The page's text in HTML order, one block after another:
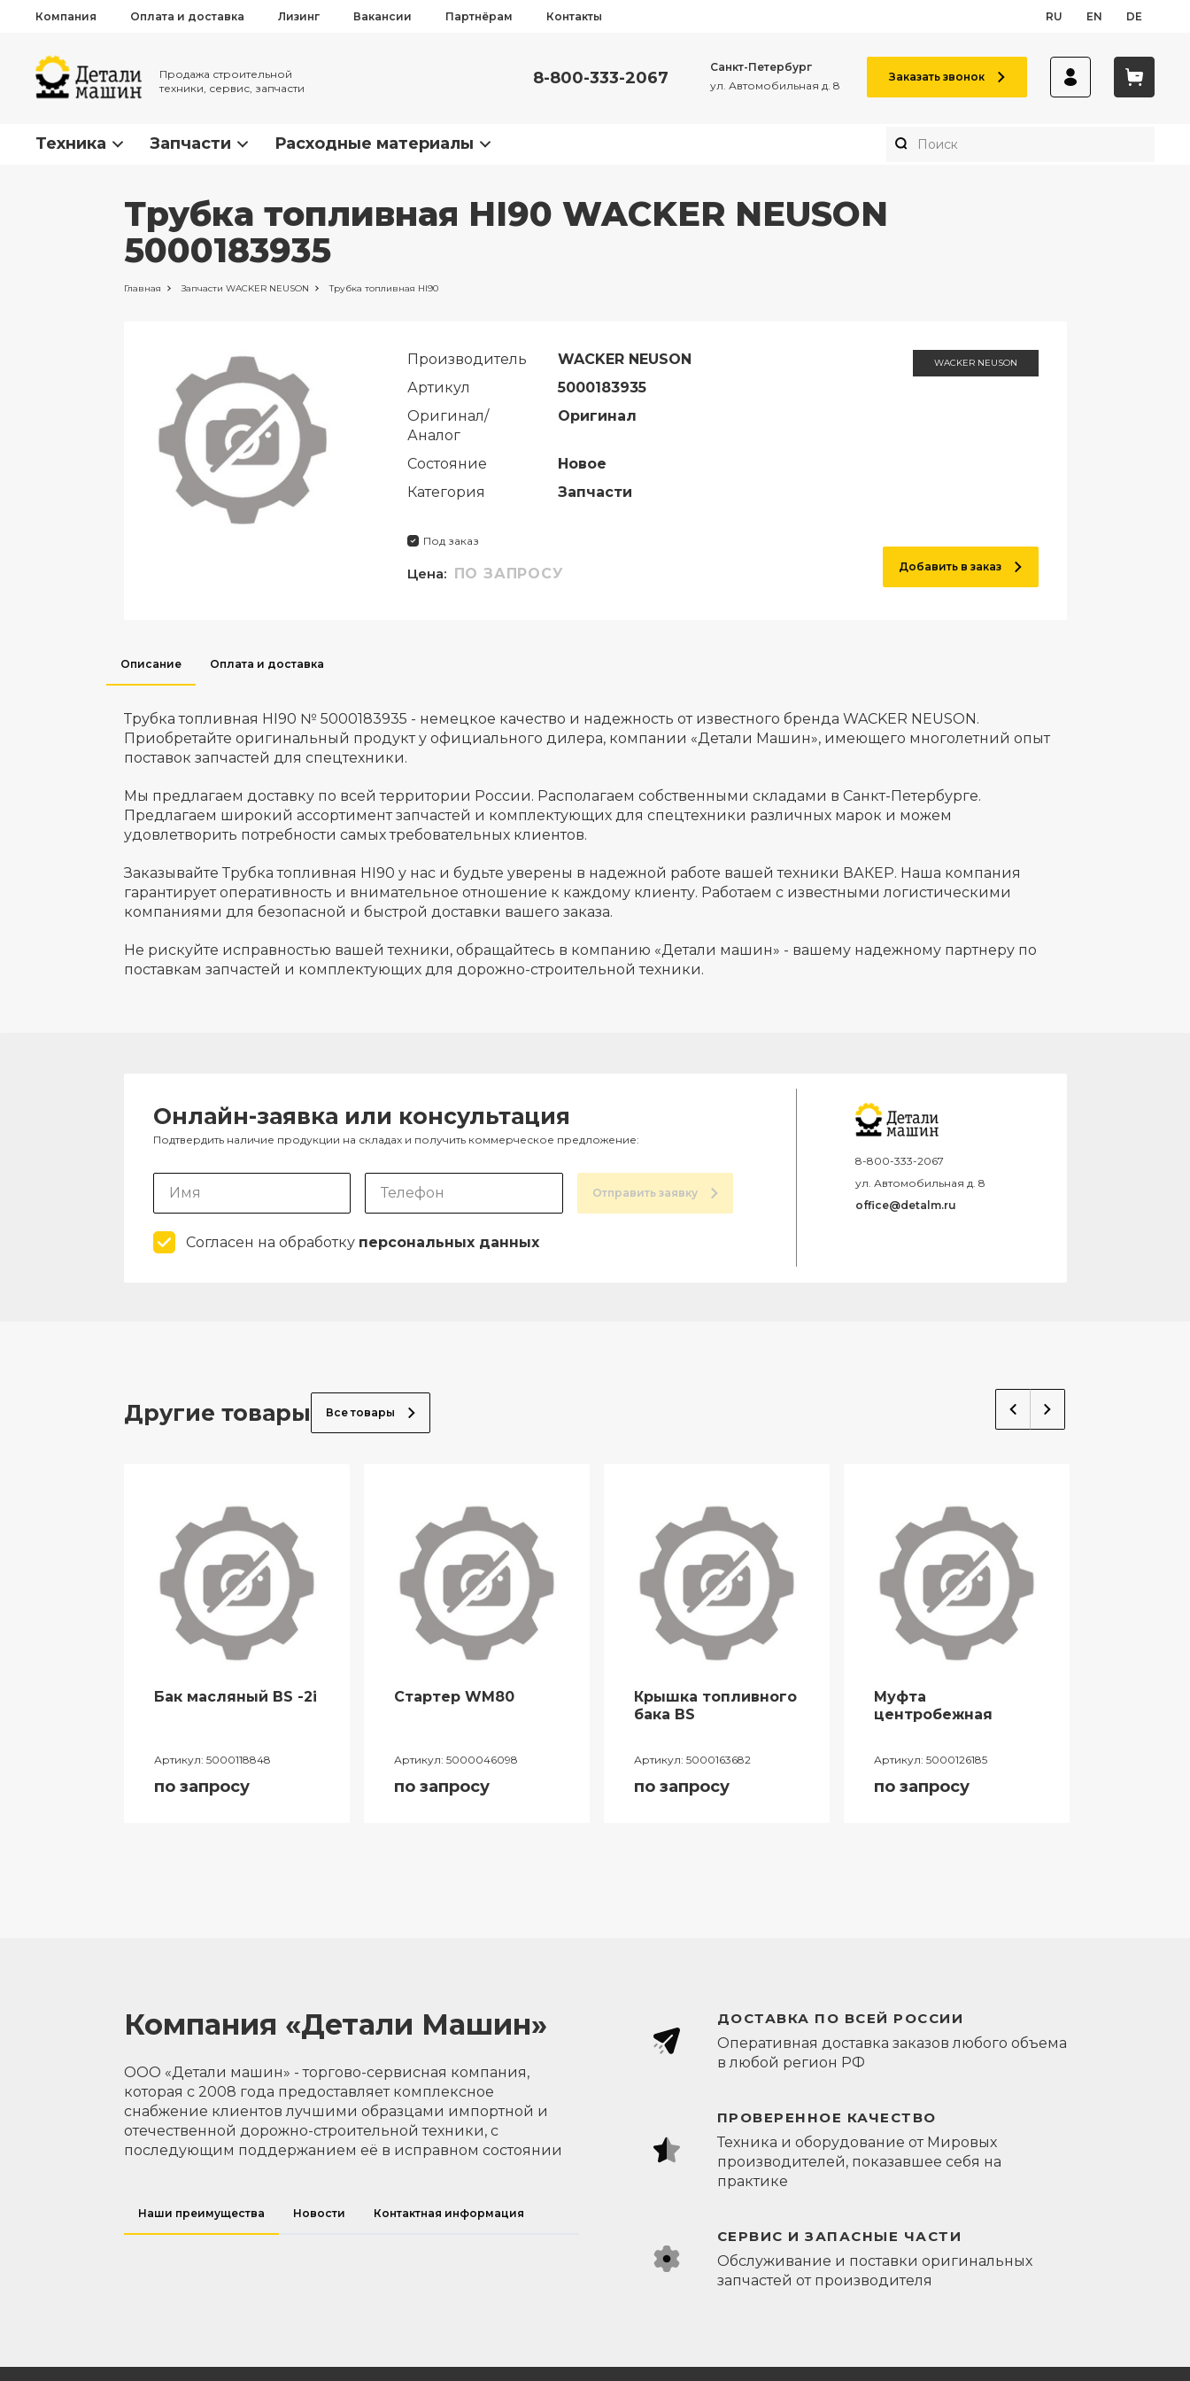
Компания Оплата и доставка Лизинг Вакансии Партнёрам Контакты RU EN DE
Продажа строительной
техники, сервис, запчасти
8-800-333-2067
Санкт-Петербург
ул. Автомобильная д. 8
Заказать звонок
Техника Запчасти Расходные материалы
Трубка топливная HI90 WACKER NEUSON
5000183935
Главная Запчасти WACKER NEUSON Трубка топливная HI90
Производитель
WACKER NEUSON
Артикул
5000183935
Оригинал/
Аналог
Оригинал
Состояние
Новое
Категория
Запчасти
WACKER NEUSON
Под заказ
Цена: ПО ЗАПРОСУ Добавить в заказ
Описание Оплата и доставка
Трубка топливная HI90 № 5000183935 - немецкое качество и надежность от известного бренда WACKER NEUSON.
Приобретайте оригинальный продукт у официального дилера, компании «Детали Машин», имеющего многолетний опыт
поставок запчастей для спецтехники.
Мы предлагаем доставку по всей территории России. Располагаем собственными складами в Санкт-Петербурге.
Предлагаем широкий ассортимент запчастей и комплектующих для спецтехники различных марок и можем
удовлетворить потребности самых требовательных клиентов.
Заказывайте Трубка топливная HI90 у нас и будьте уверены в надежной работе вашей техники ВАКЕР. Наша компания
гарантирует оперативность и внимательное отношение к каждому клиенту. Работаем с известными логистическими
компаниями для безопасной и быстрой доставки вашего заказа.
Не рискуйте исправностью вашей техники, обращайтесь в компанию «Детали машин» - вашему надежному партнеру по
поставкам запчастей и комплектующих для дорожно-строительной техники.
Онлайн-заявка или консультация
Подтвердить наличие продукции на складах и получить коммерческое предложение:
Отправить заявку
Согласен на обработку персональных данных
8-800-333-2067
ул. Автомобильная д. 8
office@detalm.ru
Другие товары Все товары
Бак масляный BS -2i
Артикул: 5000118848
по запросу
Стартер WM80
Артикул: 5000046098
по запросу
Крышка топливного
бака BS
Артикул: 5000163682
по запросу
Муфта
центробежная
Артикул: 5000126185
по запросу
Компания «Детали Машин»
ООО «Детали машин» - торгово-сервисная компания,
которая с 2008 года предоставляет комплексное
снабжение клиентов лучшими образцами импортной и
отечественной дорожно-строительной техники, с
последующим поддержанием её в исправном состоянии
Наши преимущества Новости Контактная информация
ДОСТАВКА ПО ВСЕЙ РОССИИ
Оперативная доставка заказов любого объема
в любой регион РФ
ПРОВЕРЕННОЕ КАЧЕСТВО
Техника и оборудование от Мировых
производителей, показавшее себя на
практике
СЕРВИС И ЗАПАСНЫЕ ЧАСТИ
Обслуживание и поставки оригинальных
запчастей от производителя